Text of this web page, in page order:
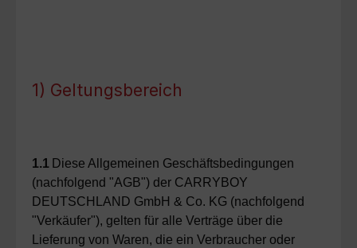
1) Geltungsbereich
1.1 Diese Allgemeinen Geschäftsbedingungen
(nachfolgend "AGB") der CARRYBOY
DEUTSCHLAND GmbH & Co. KG (nachfolgend
"Verkäufer"), gelten für alle Verträge über die
Lieferung von Waren, die ein Verbraucher oder